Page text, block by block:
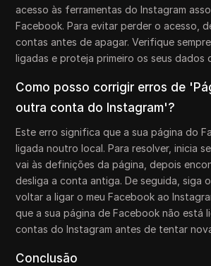
acesso às ferramentas do Instagram
Facebook. Para evitar perder o acesso,
contas antes de apagar. Verifique
ligadas e proteja primeiro os seus dados
Como posso corrigir erros de
outra conta do Instagram'?
Este erro significa que a sua página do
ligada noutro local. Para resolver, inicia
vai às definições da página, depois
desliga a conta antiga. De seguida, siga
voltar a ligar o meu Facebook ao
que a sua página de Facebook não está
contas do Instagram antes de tentar
Conclusão